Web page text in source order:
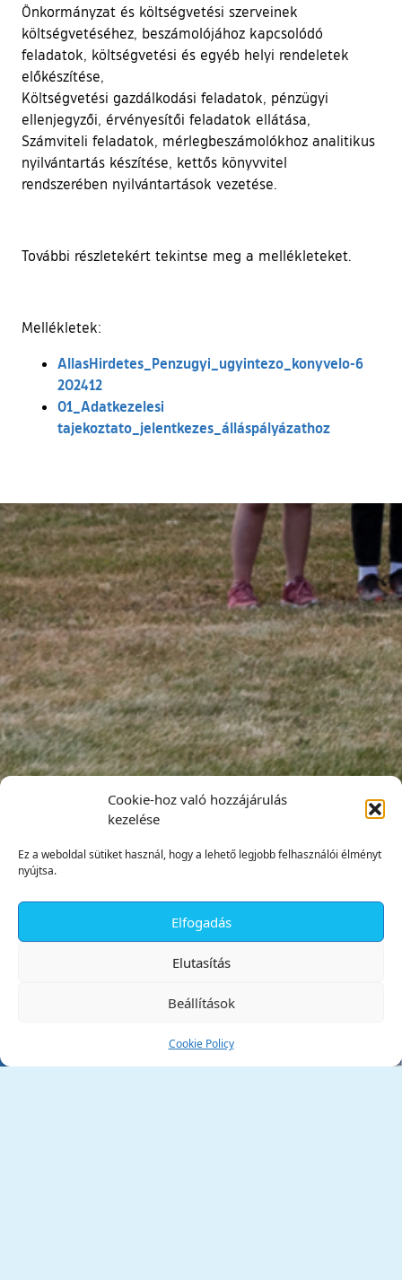
Cookie-hoz való hozzájárulás
kezelése
Ez a weboldal sütiket használ, hogy a lehető legjobb felhasználói élményt
nyújtsa.
Elfogadás
Elutasítás
Beállítások
Cookie Policy
Önkormányzat és költségvetési szerveinek
költségvetéséhez, beszámolójához kapcsolódó
feladatok, költségvetési és egyéb helyi rendeletek
előkészítése,
Költségvetési gazdálkodási feladatok, pénzügyi
ellenjegyzői, érvényesítői feladatok ellátása,
Számviteli feladatok, mérlegbeszámolókhoz analitikus
nyilvántartás készítése, kettős könyvvitel
rendszerében nyilvántartások vezetése.
További részletekért tekintse meg a mellékleteket.
Mellékletek:
AllasHirdetes_Penzugyi_ugyintezo_konyvelo-6
202412
01_Adatkezelesi
tajekoztato_jelentkezes_álláspályázathoz
Tata Város Önkormányzata
✕